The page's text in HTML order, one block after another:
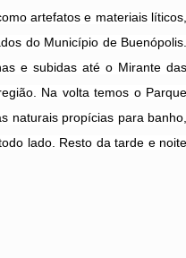
artefatos e materiais líticos,
do Município de Buenópolis.
e subidas até o Mirante das
Na volta temos o Parque
naturais propícias para banho,
lado. Resto da tarde e noite